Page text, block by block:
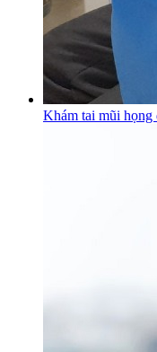
Khám tai mũi họng